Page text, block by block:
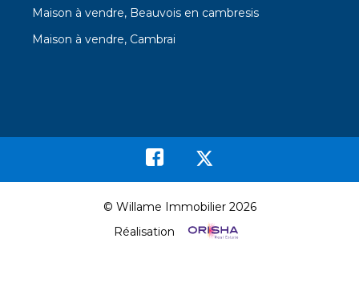
Maison à vendre, Beauvois en cambresis
Maison à vendre, Cambrai
© Willame Immobilier 2026
Réalisation